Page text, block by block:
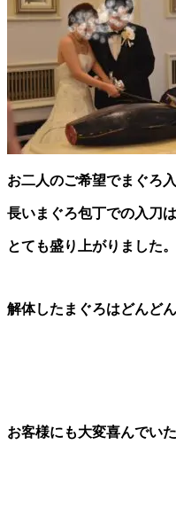
お二人のご希望でまぐろ入
長いまぐろ包丁での入刀
とても盛り上がりました。
解体したまぐろはどんど
お客様にも大変喜んでい